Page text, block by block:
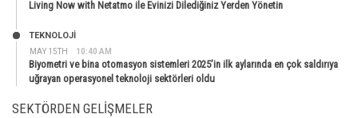
Living Now with Netatmo ile Evinizi Dilediğiniz Yerden Yönetin
MAY 15TH 10:40 AM
TEKNOLOJİ
Biyometri ve bina otomasyon sistemleri 2025’in ilk aylarında en çok saldırıya
uğrayan operasyonel teknoloji sektörleri oldu
SEKTÖRDEN GELIŞMELER